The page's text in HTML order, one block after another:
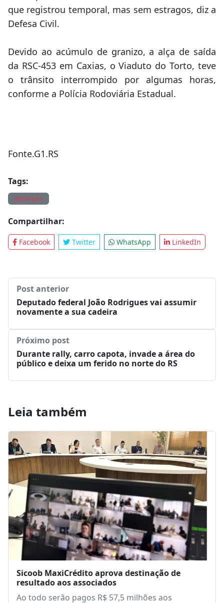
que registrou temporal, mas sem estragos, diz a
Defesa Civil.
Devido ao acúmulo de granizo, a alça de saída
da RSC-453 em Caxias, o Viaduto do Torto, teve
o trânsito interrompido por algumas horas,
conforme a Polícia Rodoviária Estadual.
Fonte.G1.RS
Tags:
destaques
Compartilhar:
Facebook Twitter WhatsApp LinkedIn
Post anterior
Deputado federal João Rodrigues vai assumir
novamente a sua cadeira
Próximo post
Durante rally, carro capota, invade a área do
público e deixa um ferido no norte do RS
Leia também
Sicoob MaxiCrédito aprova destinação de
resultado aos associados
Ao todo serão pagos R$ 57,5 milhões aos